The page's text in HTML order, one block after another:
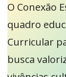
O Conexão
quadro
Curricular
busca